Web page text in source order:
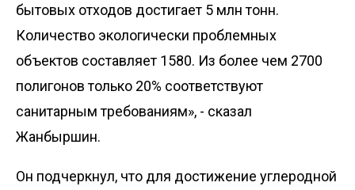
бытовых отходов достигает 5 млн тонн.
Количество экологически проблемных
объектов составляет 1580. Из более чем 2700
полигонов только 20% соответствуют
санитарным требованиям», - сказал
Жанбыршин.
Он подчеркнул, что для достижение углеродной